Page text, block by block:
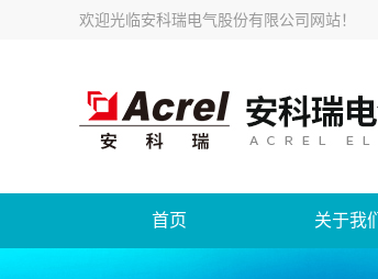
欢迎光临安科瑞电气股份有限公司网站！
首页 关于我们